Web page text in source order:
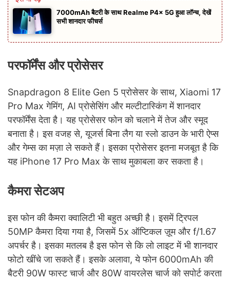
7000mAh बैटरी के साथ Realme P4x 5G हुआ लॉन्च, देखें
सभी शानदार फीचर्स
परफॉर्मेंस और प्रोसेसर
Snapdragon 8 Elite Gen 5 प्रोसेसर के साथ, Xiaomi 17
Pro Max गेमिंग, AI प्रोसेसिंग और मल्टीटास्किंग में शानदार
परफॉर्मेंस देता है। यह प्रोसेसर फोन को चलाने में तेज और स्मूद
बनाता है। इस वजह से, यूजर्स बिना लैग या स्लो डाउन के भारी ऐप्स
और गेम्स का मज़ा ले सकते हैं। इसका प्रोसेसर इतना मजबूत है कि
यह iPhone 17 Pro Max के साथ मुकाबला कर सकता है।
कैमरा सेटअप
इस फोन की कैमरा क्वालिटी भी बहुत अच्छी है। इसमें ट्रिपल
50MP कैमरा दिया गया है, जिसमें 5x ऑप्टिकल ज़ूम और f/1.67
अपर्चर है। इसका मतलब है इस फोन से कि लो लाइट में भी शानदार
फोटो खींचे जा सकते हैं। इसके अलावा, ये फोन 6000mAh की
बैटरी 90W फास्ट चार्ज और 80W वायरलेस चार्ज को सपोर्ट करता